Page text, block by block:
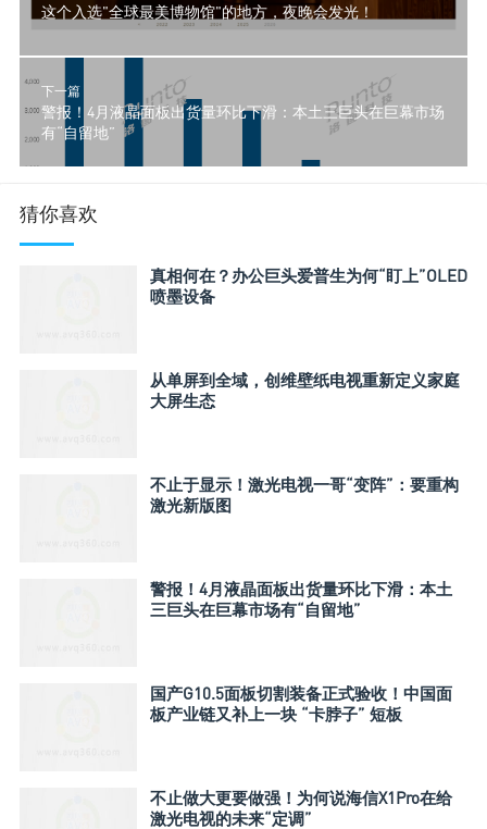
这个入选"全球最美博物馆"的地方，夜晚会发光！
下一篇
警报！4月液晶面板出货量环比下滑：本土三巨头在巨幕市场
有“自留地”
猜你喜欢
真相何在？办公巨头爱普生为何“盯上”OLED
喷墨设备
从单屏到全域，创维壁纸电视重新定义家庭
大屏生态
不止于显示！激光电视一哥“变阵”：要重构
激光新版图
警报！4月液晶面板出货量环比下滑：本土
三巨头在巨幕市场有“自留地”
国产G10.5面板切割装备正式验收！中国面
板产业链又补上一块 “卡脖子” 短板
不止做大更要做强！为何说海信X1Pro在给
激光电视的未来“定调”